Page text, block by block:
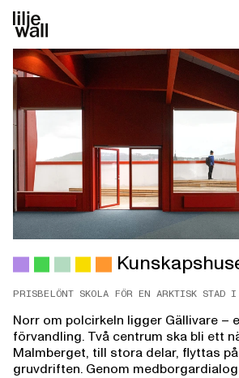
Kunskapshuset
PRISBELÖNT SKOLA FÖR EN ARKTISK STAD I
Norr om polcirkeln ligger Gällivare –
förvandling. Två centrum ska bli ett
Malmberget, till stora delar, flyttas
gruvdriften. Genom